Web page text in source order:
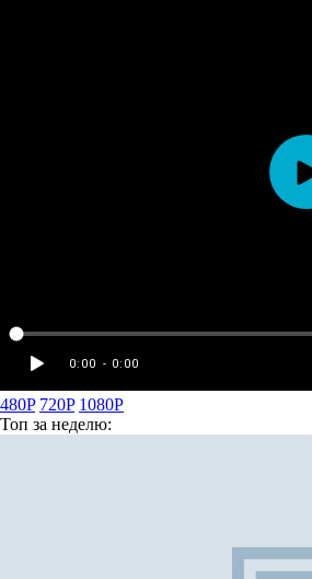
480P 720P 1080P
Топ за неделю: